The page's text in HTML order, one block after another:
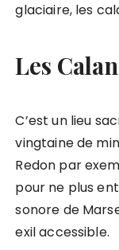
glaciaire, les
Les
C’est un lieu
vingtaine de
Redon par
pour ne plus
sonore de
exil accessible.